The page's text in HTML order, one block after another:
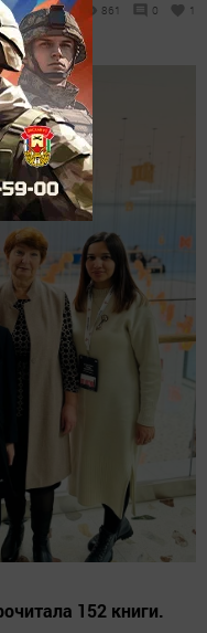
15:18 861 0 1
152 книги.